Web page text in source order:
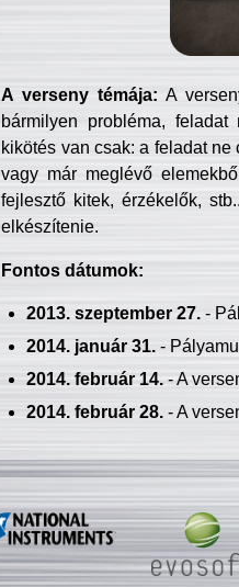
A verseny témája: A
bármilyen probléma, feladat
kikötés van csak: a feladat
vagy már meglévő
fejlesztő kitek, érzékelők,
elkészítenie.
Fontos dátumok:
2013. szeptember 27.-
2014. január 31.-
2014. február 14.- A
2014. február 28.- A